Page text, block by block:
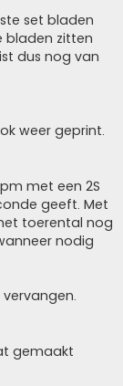
set bladen
bladen zitten
dus nog van
weer geprint.
met een 2S
geeft. Met
toerental nog
nodig
gemaakt